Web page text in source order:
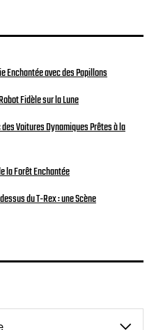
Enchantée avec des Papillons
Fidèle sur la Lune
Voitures Dynamiques Prêtes à la
la Forêt Enchantée
du T-Rex : une Scène